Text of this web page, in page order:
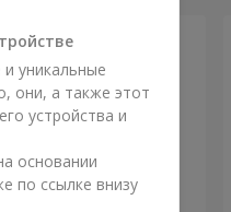
уникальные
они, а также этот
устройства и
основании
по ссылке внизу